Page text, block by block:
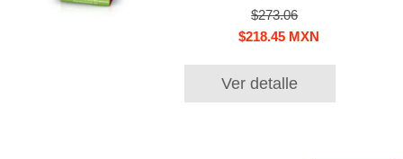
$273.06
$218.45 MXN
Ver detalle